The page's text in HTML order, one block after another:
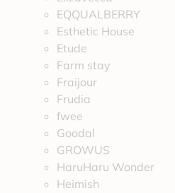
EQQUALBERRY
Esthetic House
Etude
Farm stay
Fraijour
Frudia
fwee
Goodal
GROWUS
HaruHaru Wonder
Heimish